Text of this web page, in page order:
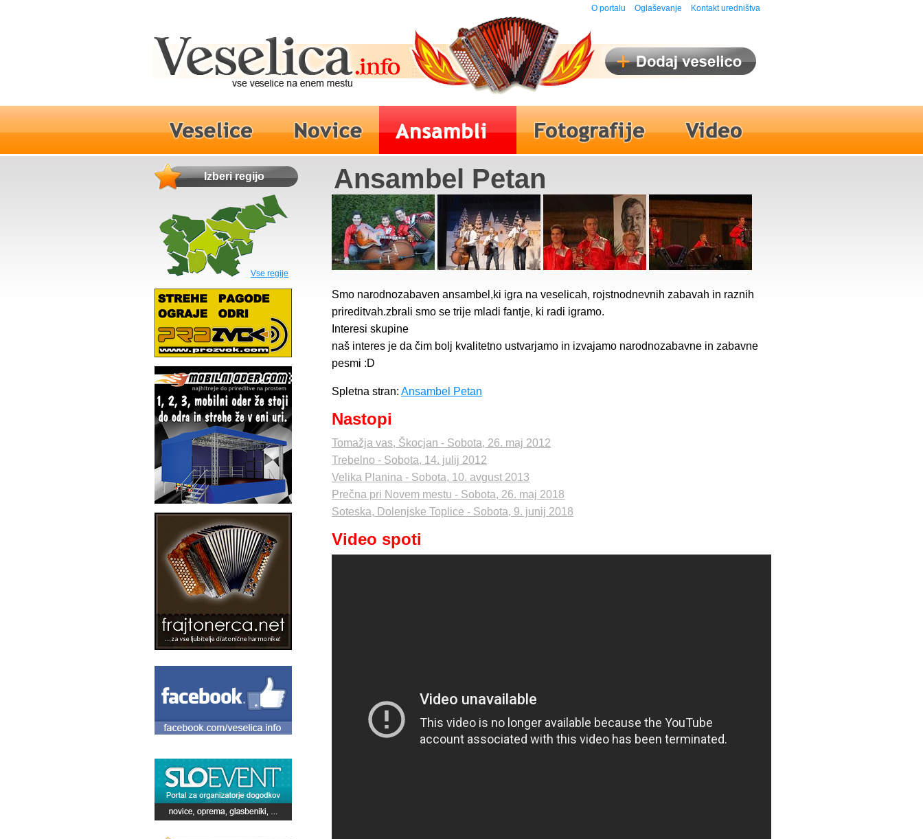
O portalu Oglaševanje Kontakt uredništva
Izberi regijo
Vse regije
Ansambel Petan
Smo narodnozabaven ansambel,ki igra na veselicah, rojstnodnevnih zabavah in raznih
prireditvah.zbrali smo se trije mladi fantje, ki radi igramo.
Interesi skupine
naš interes je da čim bolj kvalitetno ustvarjamo in izvajamo narodnozabavne in zabavne
pesmi :D
Spletna stran: Ansambel Petan
Nastopi
Tomažja vas, Škocjan - Sobota, 26. maj 2012
Trebelno - Sobota, 14. julij 2012
Velika Planina - Sobota, 10. avgust 2013
Prečna pri Novem mestu - Sobota, 26. maj 2018
Soteska, Dolenjske Toplice - Sobota, 9. junij 2018
Video spoti